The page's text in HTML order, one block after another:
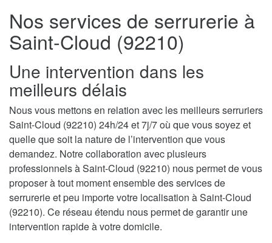
Nos services de serrurerie à
Saint-Cloud (92210)
Une intervention dans les
meilleurs délais
Nous vous mettons en relation avec les meilleurs serruriers
Saint-Cloud (92210) 24h/24 et 7j/7 où que vous soyez et
quelle que soit la nature de l’intervention que vous
demandez. Notre collaboration avec plusieurs
professionnels à Saint-Cloud (92210) nous permet de vous
proposer à tout moment ensemble des services de
serrurerie et peu importe votre localisation à Saint-Cloud
(92210). Ce réseau étendu nous permet de garantir une
intervention rapide à votre domicile.